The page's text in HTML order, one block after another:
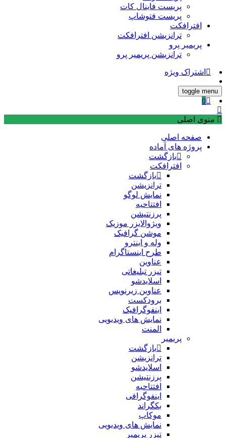
پریست فاینال کات
پریست فتوشاپ
افترافکت
ترانزیشن افترافکت
پریمیر پرو
ترانزیشن پریمیر پرو
اشتراک ویژه
toggle menu
0
منوی اصلی
صفحه اصلی
پروژه های آماده
بازگشت
افترافکت
بازگشت
ترانزیشن
نمایش لوگو
افتتاحیه
پرزنتیشن
ویژوالایزر موزیک
موشن گرافیک
وله و اینترو
طرح اینستاگرام
عناوین
تیزر تبلیغاتی
اسلایدشو
عناوین زیرنویس
برودکست
اینفوگرافیک
نمایش های ویدیویی
المنت
پریمیر
بازگشت
ترانزیشن
اسلایدشو
پرزنتیشن
افتتاحیه
اینفوگرافی
بکگراند
موکاپ
نمایش های ویدیویی
تیزر پریمیر